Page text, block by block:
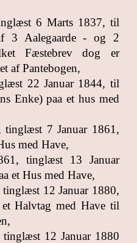
6 Marts 1837, til
3 Aalegaarde - og 2
Fæstebrev dog er
af Pantebogen,
22 Januar 1844, til
Enke) paa et hus med
7 Januar 1861,
med Have,
tinglæst 13 Januar
et Hus med Have,
12 Januar 1880,
Halvtag med Have til
12 Januar 1880